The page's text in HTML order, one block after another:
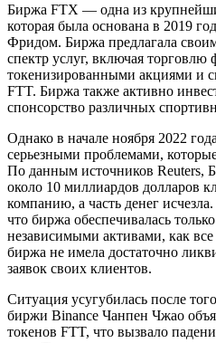
Биржа FTX — одна из
которая была основана в 2019
Фридом. Биржа предлагала
спектр услуг, включая
токенизированными акциями и
FTT. Биржа также активно
спонсорство различных
Однако в начале ноября 2022
серьезными проблемами,
По данным источников Reuters,
около 10 миллиардов долларов
компанию, а часть денег
что биржа обеспечивалась
независимыми активами, как
биржа не имела достаточно
заявок своих клиентов.
Ситуация усугубилась после
биржи Binance Чанпен Чжао
токенов FTT, что вызвало